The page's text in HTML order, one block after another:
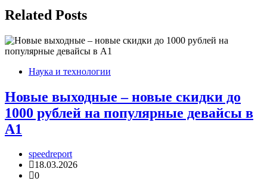
Related Posts
Наука и технологии
Новые выходные – новые скидки до
1000 рублей на популярные девайсы в
А1
speedreport
18.03.2026
0